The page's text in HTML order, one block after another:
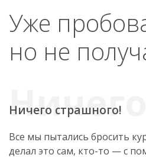
Уже
но не
Ничего страшного!
Все мы пытались бросить
делал это сам, кто-то — с